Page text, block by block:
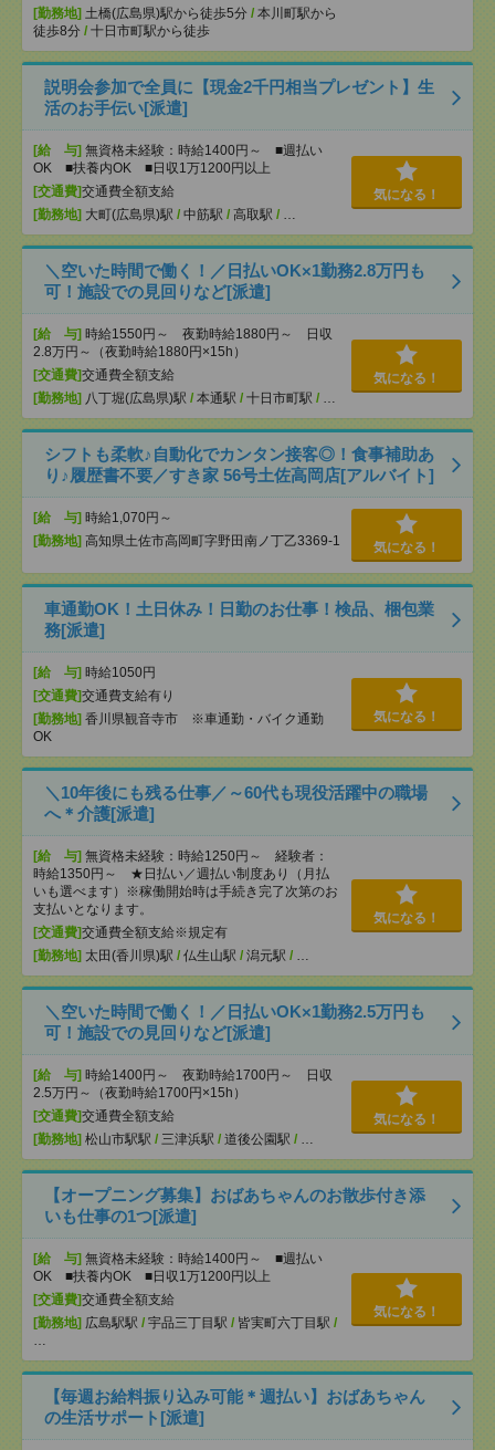
[勤務地] 土橋(広島県)駅から徒歩5分 / 本川町駅から
徒歩8分 / 十日市町駅から徒歩
説明会参加で全員に【現金2千円相当プレゼント】生
活のお手伝い[派遣]
[給 与] 無資格未経験：時給1400円～ ■週払い
OK ■扶養内OK ■日収1万1200円以上
[交通費]交通費全額支給
[勤務地] 大町(広島県)駅 / 中筋駅 / 高取駅 / …
気になる！
＼空いた時間で働く！／日払いOK×1勤務2.8万円も
可！施設での見回りなど[派遣]
[給 与] 時給1550円～ 夜勤時給1880円～ 日収
2.8万円～（夜勤時給1880円×15h）
[交通費]交通費全額支給
[勤務地] 八丁堀(広島県)駅 / 本通駅 / 十日市町駅 / …
気になる！
シフトも柔軟♪自動化でカンタン接客◎！食事補助あ
り♪履歴書不要／すき家 56号土佐高岡店[アルバイト]
[給 与] 時給1,070円～
[勤務地] 高知県土佐市高岡町字野田南ノ丁乙3369-1 気になる！
車通勤OK！土日休み！日勤のお仕事！検品、梱包業
務[派遣]
[給 与] 時給1050円
[交通費]交通費支給有り
[勤務地] 香川県観音寺市 ※車通勤・バイク通勤
OK
気になる！
＼10年後にも残る仕事／～60代も現役活躍中の職場
へ＊介護[派遣]
[給 与] 無資格未経験：時給1250円～ 経験者：
時給1350円～ ★日払い／週払い制度あり（月払
いも選べます）※稼働開始時は手続き完了次第のお
支払いとなります。
[交通費]交通費全額支給※規定有
[勤務地] 太田(香川県)駅 / 仏生山駅 / 潟元駅 / …
気になる！
＼空いた時間で働く！／日払いOK×1勤務2.5万円も
可！施設での見回りなど[派遣]
[給 与] 時給1400円～ 夜勤時給1700円～ 日収
2.5万円～（夜勤時給1700円×15h）
[交通費]交通費全額支給
[勤務地] 松山市駅駅 / 三津浜駅 / 道後公園駅 / …
気になる！
【オープニング募集】おばあちゃんのお散歩付き添
いも仕事の1つ[派遣]
[給 与] 無資格未経験：時給1400円～ ■週払い
OK ■扶養内OK ■日収1万1200円以上
[交通費]交通費全額支給
[勤務地] 広島駅駅 / 宇品三丁目駅 / 皆実町六丁目駅 /
…
気になる！
【毎週お給料振り込み可能＊週払い】おばあちゃん
の生活サポート[派遣]